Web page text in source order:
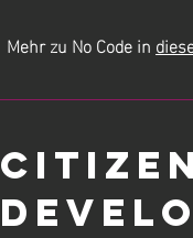
Mehr zu No Code in
Citizen